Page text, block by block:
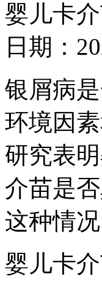
婴儿卡
日期：
银屑病
环境因
研究表
介苗是
这种情况
婴儿卡